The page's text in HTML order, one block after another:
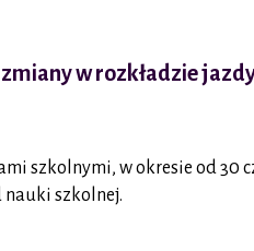
w rozkładzie
szkolnymi, w okresie od 30
nauki szkolnej.